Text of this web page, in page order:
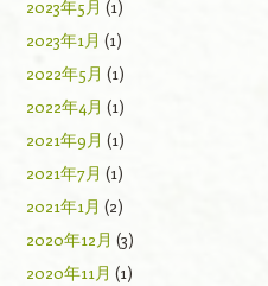
2023年5月 (1)
2023年1月 (1)
2022年5月 (1)
2022年4月 (1)
2021年9月 (1)
2021年7月 (1)
2021年1月 (2)
2020年12月 (3)
2020年11月 (1)